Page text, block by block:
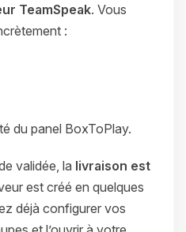
TeamSpeak. Vous
:
du panel BoxToPlay.
validée, la livraison est
est créé en quelques
déjà configurer vos